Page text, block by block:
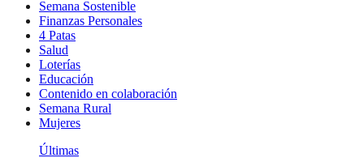
Semana Sostenible
Finanzas Personales
4 Patas
Salud
Loterías
Educación
Contenido en colaboración
Semana Rural
Mujeres
Últimas